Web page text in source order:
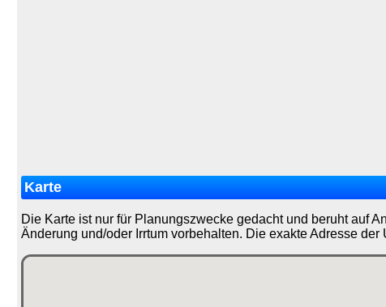
Karte
Die Karte ist nur für Planungszwecke gedacht und beruht auf
Änderung und/oder Irrtum vorbehalten. Die exakte Adresse